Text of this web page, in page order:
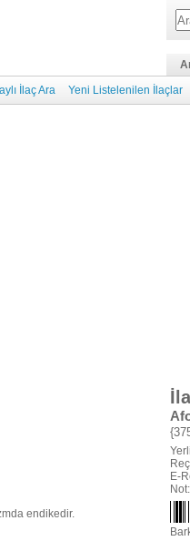
İlaç Ara Yeni Listelenilen İlaçlar
endikedir.
E-